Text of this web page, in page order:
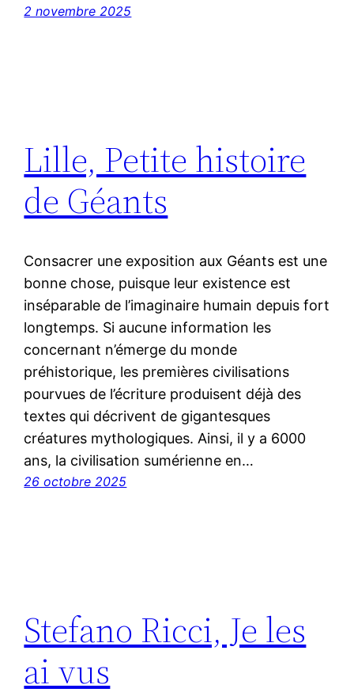
2 novembre 2025
Lille, Petite histoire
de Géants
Consacrer une exposition aux Géants est une
bonne chose, puisque leur existence est
inséparable de l’imaginaire humain depuis fort
longtemps. Si aucune information les
concernant n’émerge du monde
préhistorique, les premières civilisations
pourvues de l’écriture produisent déjà des
textes qui décrivent de gigantesques
créatures mythologiques. Ainsi, il y a 6000
ans, la civilisation sumérienne en…
26 octobre 2025
Stefano Ricci, Je les
ai vus